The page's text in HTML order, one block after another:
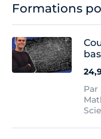
Formations
Par